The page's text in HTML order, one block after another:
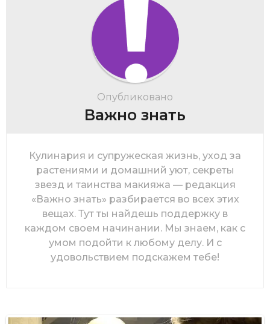
Опубликовано
Важно знать
Кулинария и супружеская жизнь, уход за
растениями и домашний уют, секреты
звезд и таинства макияжа — редакция
«Важно знать» разбирается во всех этих
вещах. Тут ты найдешь поддержку в
каждом своем начинании. Мы знаем, как с
умом подойти к любому делу. И с
удовольствием подскажем тебе!